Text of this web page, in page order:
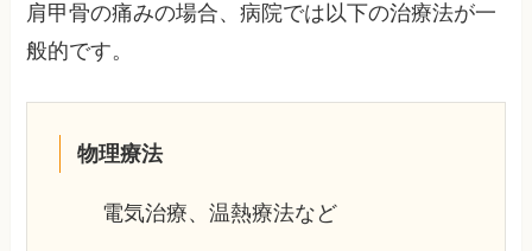
肩甲骨の痛みの場合、病院では以下の治療法が一
般的です。
物理療法
電気治療、温熱療法など